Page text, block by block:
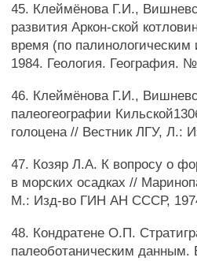
45. Клеймёнова Г.И.,
развития Аркон-ской
время (по
1984. Геология. География.
46. Клеймёнова Г.И.,
палеогеографии
голоцена // Вестник ЛГУ, Л.:
47. Козяр Л.А. К вопросу о
в морских осадках //
М.: Изд-во ГИН АН СССР,
48. Кондратене О.П.
палеоботаническим